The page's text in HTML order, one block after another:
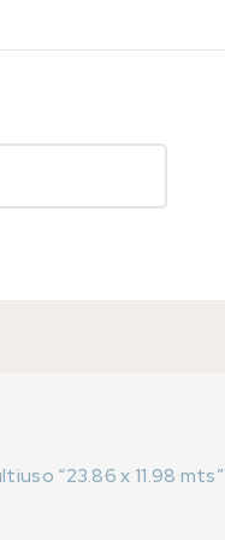
“23.86 x 11.98 mts”